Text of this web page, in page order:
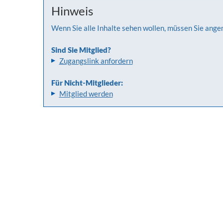
Hinweis
Wenn Sie alle Inhalte sehen wollen, müssen Sie
Sind Sie Mitglied?
Zugangslink anfordern
Für Nicht-Mitglieder:
Mitglied werden